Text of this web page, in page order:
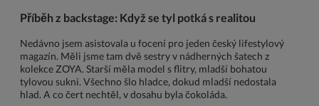
Příběh z backstage: Když se tyl potká s realitou
Nedávno jsem asistovala u focení pro jeden český lifestylový
magazín. Měli jsme tam dvě sestry v nádherných šatech z
kolekce ZOYA. Starší měla model s flitry, mladší bohatou
tylovou sukni. Všechno šlo hladce, dokud mladší nedostala
hlad. A co čert nechtěl, v dosahu byla čokoláda.